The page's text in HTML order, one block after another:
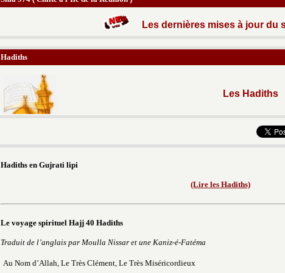
Les dernières mises à jour du
Hadiths
Les Hadiths
Hadiths en Gujrati lipi
(Lire les Hadiths)
Le voyage spirituel Hajj 40 Hadiths
Traduit de l’anglais par Moulla Nissar et une Kaniz-é-Fatéma
Au Nom d’Allah, Le Très Clément, Le Très Miséricordieux